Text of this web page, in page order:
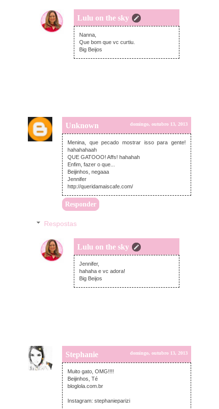
Lulu on the sky
segunda-feira, outubro 14, 2013
Nanna,
Que bom que vc curtiu.
Big Beijos
Unknown domingo, outubro 13, 2013
Menina, que pecado mostrar isso para gente!
hahahahaah
QUE GATOOO! Affs! hahahah
Enfim, fazer o que...
Beijinhos, negaaa
Jennifer
http://queridamaiscafe.com/
Responder
Respostas
Lulu on the sky
segunda-feira, outubro 14, 2013
Jennifer,
hahaha e vc adora!
Big Beijos
Stephanie domingo, outubro 13, 2013
Muito gato, OMG!!!!
Beijinhos, Té
bloglola.com.br
Instagram: stephanieparizi